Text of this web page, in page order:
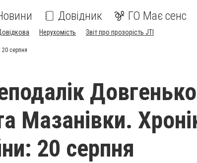
Довідник ГО Має сенс
Нерухомість Звіт про прозорість JTI
20 серпня
Мазанівки.
20 серпня